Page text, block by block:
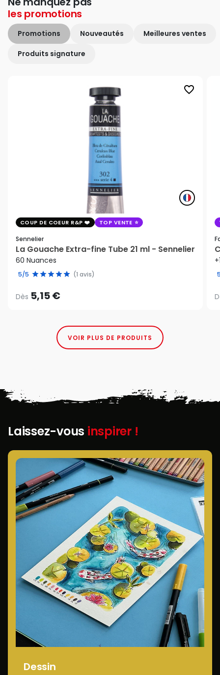
les promotions
Promotions Nouveautés Meilleures ventes
Produits signature
favorite_border
COUP DE COEUR R&P TOP VENTE
Sennelier
La Gouache Extra-fine Tube 21 ml - Sennelier
60 Nuances
5/5 (1 avis)
Dès 5,15 €
VOIR PLUS DE PRODUITS
Laissez-vous inspirer !
Dessin